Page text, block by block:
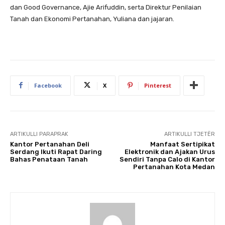
dan Good Governance, Ajie Arifuddin, serta Direktur Penilaian
Tanah dan Ekonomi Pertanahan, Yuliana dan jajaran.
Facebook X Pinterest
ARTIKULLI PARAPRAK
Kantor Pertanahan Deli
Serdang Ikuti Rapat Daring
Bahas Penataan Tanah
ARTIKULLI TJETËR
Manfaat Sertipikat
Elektronik dan Ajakan Urus
Sendiri Tanpa Calo di Kantor
Pertanahan Kota Medan